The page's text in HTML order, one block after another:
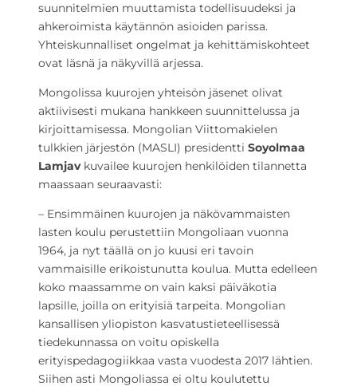
suunnitelmien muuttamista todellisuudeksi ja
ahkeroimista käytännön asioiden parissa.
Yhteiskunnalliset ongelmat ja kehittämiskohteet
ovat läsnä ja näkyvillä arjessa.
Mongolissa kuurojen yhteisön jäsenet olivat
aktiivisesti mukana hankkeen suunnittelussa ja
kirjoittamisessa. Mongolian Viittomakielen
tulkkien järjestön (MASLI) presidentti Soyolmaa
Lamjavkuvailee kuurojen henkilöiden tilannetta
maassaan seuraavasti:
– Ensimmäinen kuurojen ja näkövammaisten
lasten koulu perustettiin Mongoliaan vuonna
1964, ja nyt täällä on jo kuusi eri tavoin
vammaisille erikoistunutta koulua. Mutta edelleen
koko maassamme on vain kaksi päiväkotia
lapsille, joilla on erityisiä tarpeita. Mongolian
kansallisen yliopiston kasvatustieteellisessä
tiedekunnassa on voitu opiskella
erityispedagogiikkaa vasta vuodesta 2017 lähtien.
Siihen asti Mongoliassa ei oltu koulutettu